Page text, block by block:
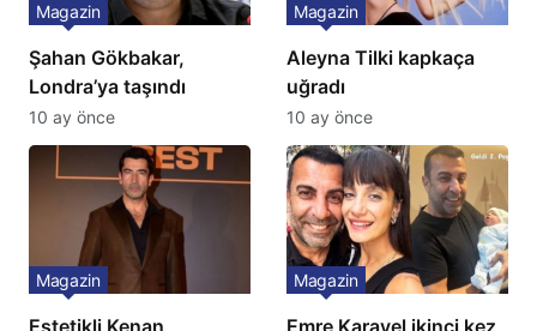
Şahan Gökbakar,
Londra’ya taşındı
Magazin
10 ay önce
Aleyna Tilki kapkaça
uğradı
Magazin
10 ay önce
Estetikli Kenan
Magazin
Emre Karayel ikinci kez
Magazin